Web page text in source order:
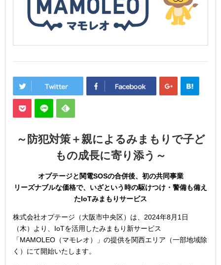
～防犯対策＋親によるみまもりで子ど
もの成長に寄り添う～
オプテージと関電SOSの合併後、初の共同事業
リーズナブルな価格で、いざという時の駆けつけ・警備も備え
たIoTみまもりサービス
株式会社オプテージ（大阪市中央区）は、2024年8月1日
（木）より、IoTを活用したみまもり新サービス
「MAMOLEO（マモレオ）」の提供を関西エリア（一部地域除
く）にて開始いたします。